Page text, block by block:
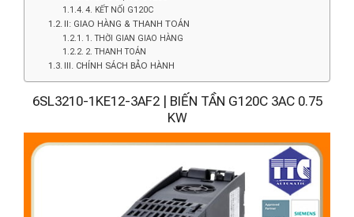
4. KẾT NỐI G120C
II: GIAO HÀNG & THANH TOÁN
1. THỜI GIAN GIAO HÀNG
2. THANH TOÁN
III. CHÍNH SÁCH BẢO HÀNH
6SL3210-1KE12-3AF2 | BIẾN TẦN G120C 3AC 0.75
KW